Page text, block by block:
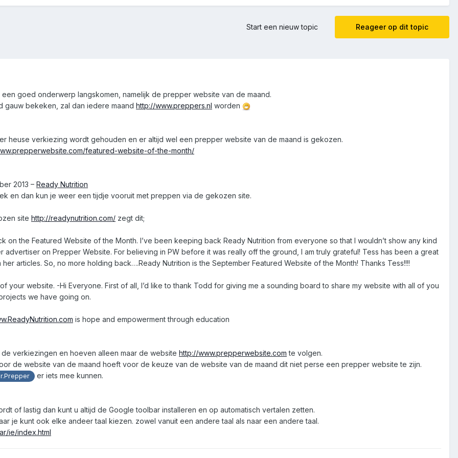
Reageer op dit topic
Start een nieuw topic
goed onderwerp langskomen, namelijk de prepper website van de maand.
gauw bekeken, zal dan iedere maand http://www.preppers.nl worden
heuse verkiezing wordt gehouden en er altijd wel een prepper website van de maand is gekozen.
featured-website-of-the-month/
2013 – Ready Nutrition
en dan kun je weer een tijdje vooruit met preppen via de gekozen site.
site http://readynutrition.com/ zegt dit;
on the Featured Website of the Month. I’ve been keeping back Ready Nutrition from everyone so that I wouldn’t show any kind
advertiser on Prepper Website. For believing in PW before it was really off the ground, I am truly grateful! Tess has been a great
articles. So, no more holding back….Ready Nutrition is the September Featured Website of the Month! Thanks Tess!!!!
your website. -Hi Everyone. First of all, I’d like to thank Todd for giving me a sounding board to share my website with all of you
we have going on.
is hope and empowerment through education
verkiezingen en hoeven alleen maar de website http://www.prepperwebsite.com te volgen.
de website van de maand hoeft voor de keuze van de website van de maand dit niet perse een prepper website te zijn.
er iets mee kunnen.
of lastig dan kunt u altijd de Google toolbar installeren en op automatisch vertalen zetten.
je kunt ook elke andeer taal kiezen. zowel vanuit een andere taal als naar een andere taal.
ie/index.html